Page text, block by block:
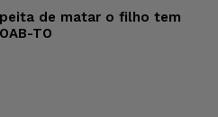
de matar o filho tem
TO